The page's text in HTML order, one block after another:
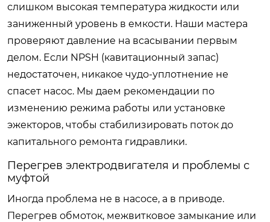
слишком высокая температура жидкости или
заниженный уровень в емкости. Наши мастера
проверяют давление на всасывании первым
делом. Если NPSH (кавитационный запас)
недостаточен, никакое чудо-уплотнение не
спасет насос. Мы даем рекомендации по
изменению режима работы или установке
эжекторов, чтобы стабилизировать поток до
капитального ремонта гидравлики.
Перегрев электродвигателя и проблемы с
муфтой
Иногда проблема не в насосе, а в приводе.
Перегрев обмоток, межвитковое замыкание или